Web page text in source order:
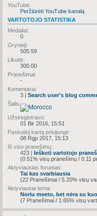
YouTube:
Peržiūrėti YouTube kanalą
VARTOTOJO STATISTIKA
Medaliai:
0
Grynieji:
505.59
Likutis:
300.00
Pranešimai:
-
Komentarai:
3 | Search user's blog
Šalis:
Užsiregistravo:
01 Bir 2016, 15:51
Paskutinį kartą prisijungė:
08 Rgp 2017, 15:13
Iš viso pranešimų:
423 | Ieškoti vartotojo
(0.51% visų pranešimų / 0.11
Aktyviausias forumas:
Tai kas svarbiausia
(22 Pranešimai / 5.20% visų
Aktyviausia tema:
Noriu meeto, bet nėra su kuo
(7 Pranešimai / 1.65% visų